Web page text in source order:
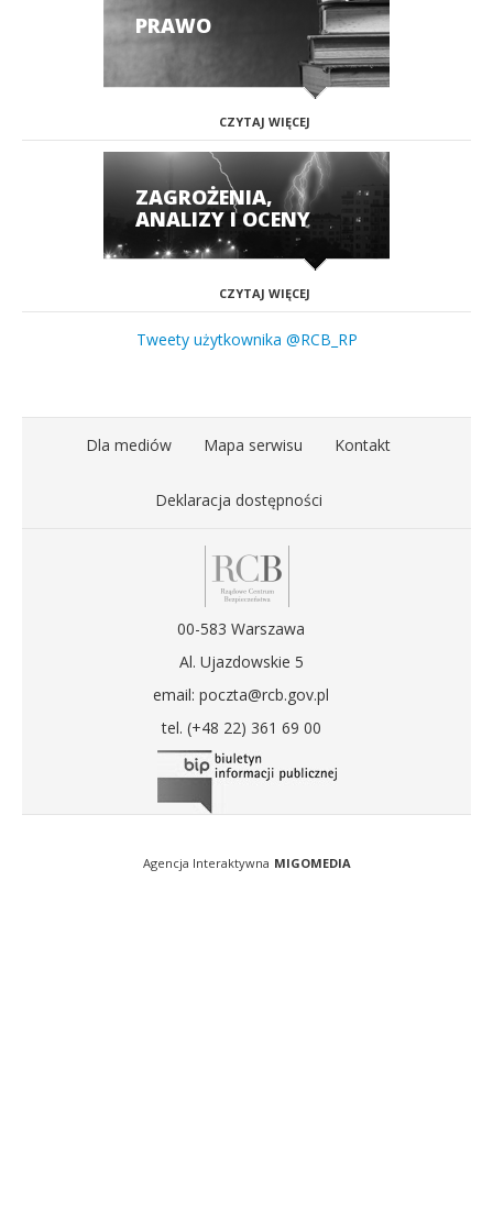
PRAWO
CZYTAJ WIĘCEJ
ZAGROŻENIA,
ANALIZY I OCENY
CZYTAJ WIĘCEJ
Tweety użytkownika @RCB_RP
Dla mediów Mapa serwisu Kontakt
Deklaracja dostępności
00-583 Warszawa
Al. Ujazdowskie 5
email: poczta@rcb.gov.pl
tel. (+48 22) 361 69 00
Agencja Interaktywna MIGOMEDIA